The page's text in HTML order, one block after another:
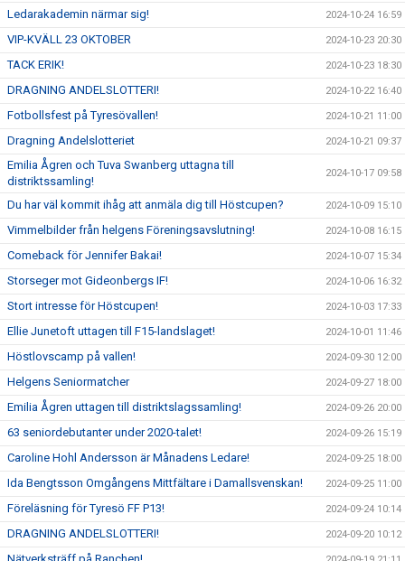
Ledarakademin närmar sig! 2024-10-24 16:59
VIP-KVÄLL 23 OKTOBER 2024-10-23 20:30
TACK ERIK! 2024-10-23 18:30
DRAGNING ANDELSLOTTERI! 2024-10-22 16:40
Fotbollsfest på Tyresövallen! 2024-10-21 11:00
Dragning Andelslotteriet 2024-10-21 09:37
Emilia Ågren och Tuva Swanberg uttagna till
distriktssamling!
2024-10-17 09:58
Du har väl kommit ihåg att anmäla dig till Höstcupen? 2024-10-09 15:10
Vimmelbilder från helgens Föreningsavslutning! 2024-10-08 16:15
Comeback för Jennifer Bakai! 2024-10-07 15:34
Storseger mot Gideonbergs IF! 2024-10-06 16:32
Stort intresse för Höstcupen! 2024-10-03 17:33
Ellie Junetoft uttagen till F15-landslaget! 2024-10-01 11:46
Höstlovscamp på vallen! 2024-09-30 12:00
Helgens Seniormatcher 2024-09-27 18:00
Emilia Ågren uttagen till distriktslagssamling! 2024-09-26 20:00
63 seniordebutanter under 2020-talet! 2024-09-26 15:19
Caroline Hohl Andersson är Månadens Ledare! 2024-09-25 18:00
Ida Bengtsson Omgångens Mittfältare i Damallsvenskan! 2024-09-25 11:00
Föreläsning för Tyresö FF P13! 2024-09-24 10:14
DRAGNING ANDELSLOTTERI! 2024-09-20 10:12